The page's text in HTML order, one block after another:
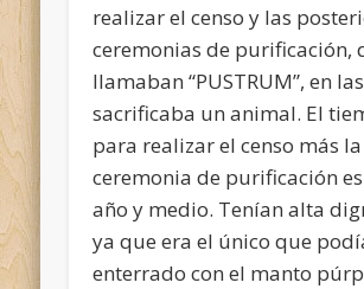
realizar el censo y las
ceremonias de purificación,
llamaban “PUSTRUM”, en
sacrificaba un animal. El
para realizar el censo más la
ceremonia de purificación
año y medio. Tenían alta
ya que era el único que
enterrado con el manto